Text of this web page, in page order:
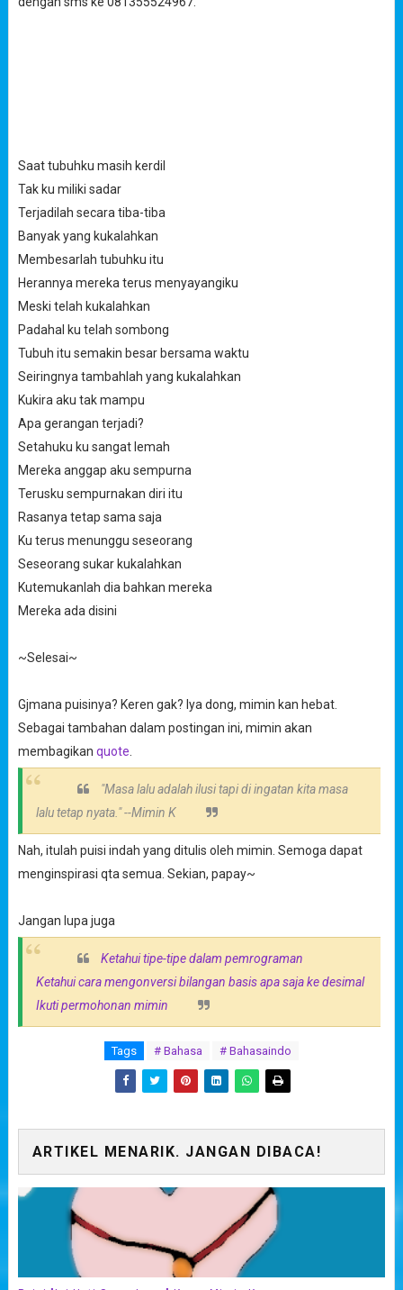
Saat tubuhku masih kerdil
Tak ku miliki sadar
Terjadilah secara tiba-tiba
Banyak yang kukalahkan
Membesarlah tubuhku itu
Herannya mereka terus menyayangiku
Meski telah kukalahkan
Padahal ku telah sombong
Tubuh itu semakin besar bersama waktu
Seiringnya tambahlah yang kukalahkan
Kukira aku tak mampu
Apa gerangan terjadi?
Setahuku ku sangat lemah
Mereka anggap aku sempurna
Terusku sempurnakan diri itu
Rasanya tetap sama saja
Ku terus menunggu seseorang
Seseorang sukar kukalahkan
Kutemukanlah dia bahkan mereka
Mereka ada disini
~Selesai~
Gjmana puisinya? Keren gak? Iya dong, mimin kan hebat.
Sebagai tambahan dalam postingan ini, mimin akan
membagikan quote
"Masa lalu adalah ilusi tapi di ingatan kita masa
lalu tetap nyata." --Mimin K
Nah, itulah puisi indah yang ditulis oleh mimin. Semoga dapat
menginspirasi qta semua. Sekian, papay~
Jangan lupa juga
Ketahui tipe-tipe dalam pemrograman
Ketahui cara mengonversi bilangan basis apa saja ke desimal
Ikuti permohonan mimin
Tags # Bahasa # Bahasaindo
ARTIKEL MENARIK. JANGAN DIBACA!